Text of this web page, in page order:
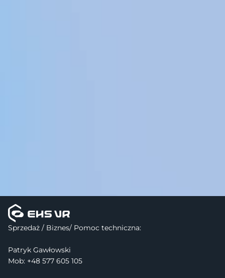
Sprzedaż / Biznes/ Pomoc techniczna:
Patryk Gawłowski
Mob: +48 577 605 105